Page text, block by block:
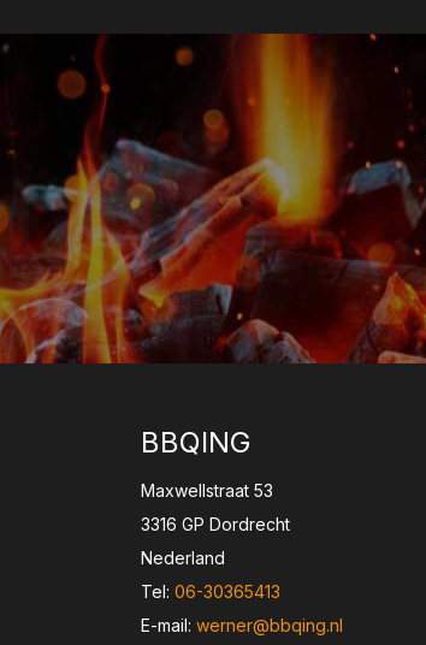
BBQING
Maxwellstraat 53
3316 GP Dordrecht
Nederland
Tel: 06-30365413
E-mail: werner@bbqing.nl